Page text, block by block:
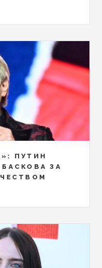
ПУТИН
ЗА